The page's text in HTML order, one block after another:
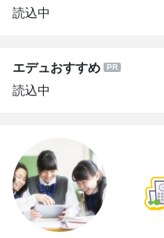
読込中
エデュおすすめ
読込中